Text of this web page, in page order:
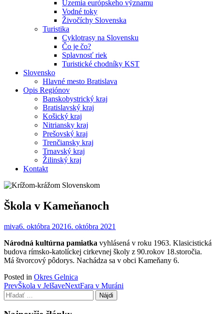
Územia európskeho významu
Vodné toky
Živočíchy Slovenska
Turistika
Cyklotrasy na Slovensku
Čo je čo?
Splavnosť riek
Turistické chodníky KST
Slovensko
Hlavné mesto Bratislava
Opis Regiónov
Banskobystrický kraj
Bratislavský kraj
Košický kraj
Nitriansky kraj
Prešovský kraj
Trenčiansky kraj
Trnavský kraj
Žilinský kraj
Kontakt
Škola v Kameňanoch
miva6. októbra 20216. októbra 2021
Národná kultúrna pamiatka vyhlásená v roku 1963. Klasicistická
budova rímsko-katolíckej cirkevnej školy z 90.rokov 18.storočia.
Má štvorcový pôdorys. Nachádza sa v obci Kameňany 6.
Posted in Okres Gelnica
Post
navigation
PrevŠkola v JelšaveNextFara v Muráni
Hľadať: